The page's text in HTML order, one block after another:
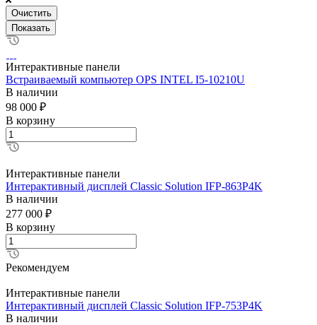
Очистить
Интерактивные панели
Встраиваемый компьютер OPS INTEL I5-10210U
В наличии
98 000 ₽
В корзину
Интерактивные панели
Интерактивный дисплей Classic Solution IFP-863P4K
В наличии
277 000 ₽
В корзину
Рекомендуем
Интерактивные панели
Интерактивный дисплей Classic Solution IFP-753P4K​
В наличии